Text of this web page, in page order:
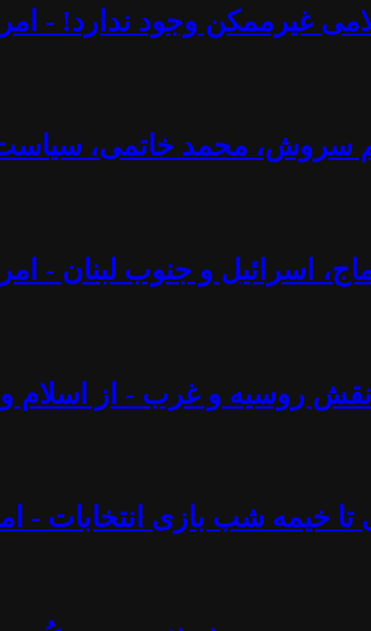
غیرممکن وجود ندارد! -
سروش، محمد خاتمی،
اسرائیل و جنوب لبنان -
نقش روسیه و غرب - از اسلام
تا خیمه شب بازی انتخابات -